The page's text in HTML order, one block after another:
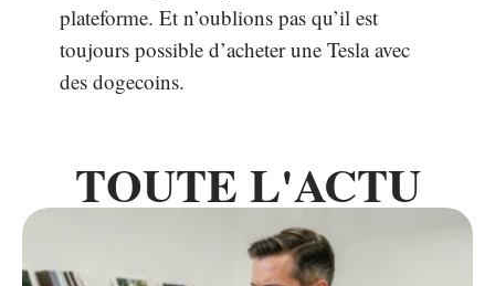
plateforme. Et n’oublions pas qu’il est
toujours possible d’acheter une Tesla avec
des dogecoins.
TOUTE L'ACTU